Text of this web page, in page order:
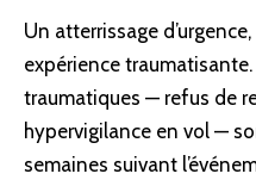
Un atterrissage
expérience
traumatiques — refus de
hypervigilance en vol —
semaines suivant